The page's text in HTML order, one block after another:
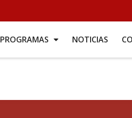
PROGRAMAS NOTICIAS